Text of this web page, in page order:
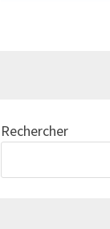
Rechercher